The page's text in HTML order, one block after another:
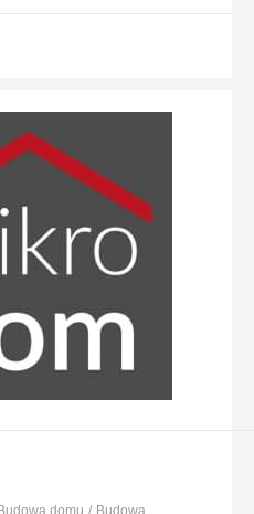
inżynieryjnych i
przemysłowych
Budowa domu Budowa